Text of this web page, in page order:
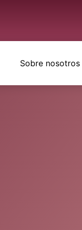
Sobre nosotros